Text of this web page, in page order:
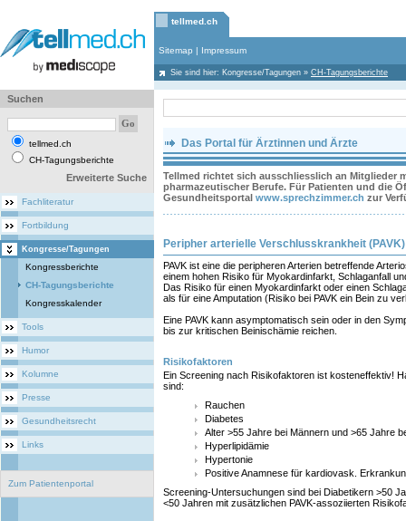
tellmed.ch
Sitemap | Impressum
Sie sind hier: Kongresse/Tagungen » CH-Tagungsberichte
Suchen
tellmed.ch
CH-Tagungsberichte
Erweiterte Suche
Fachliteratur
Fortbildung
Kongresse/Tagungen
Kongressberichte
CH-Tagungsberichte
Kongresskalender
Tools
Humor
Kolumne
Presse
Gesundheitsrecht
Links
Zum Patientenportal
Das Portal für Ärztinnen und Ärzte
Tellmed richtet sich ausschliesslich an Mitglieder
pharmazeutischer Berufe. Für Patienten und die
Gesundheitsportal www.sprechzimmer.ch zur
Peripher arterielle Verschlusskrankheit (PAVK)
PAVK ist eine die peripheren Arterien betreffende
einem hohen Risiko für Myokardinfarkt, Schlaganfall
Das Risiko für einen Myokardinfarkt oder einen
als für eine Amputation (Risiko bei PAVK ein Bein zu
Eine PAVK kann asymptomatisch sein oder in den
bis zur kritischen Beinischämie reichen.
Risikofaktoren
Ein Screening nach Risikofaktoren ist kosteneffektiv!
sind:
Rauchen
Diabetes
Alter >55 Jahre bei Männern und >65 Jahre
Hyperlipidämie
Hypertonie
Positive Anamnese für kardiovask.
Screening-Untersuchungen sind bei Diabetikern >50
<50 Jahren mit zusätzlichen PAVK-assoziierten